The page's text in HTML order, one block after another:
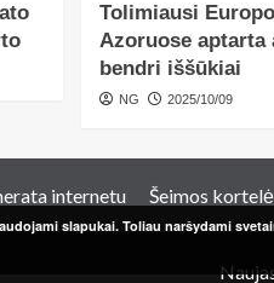
Tolimiausi
Azoruose
bendri iššūkiai
NG 2025/10/09
internetu Šeimos kortelė
slapukai. Toliau naršydami